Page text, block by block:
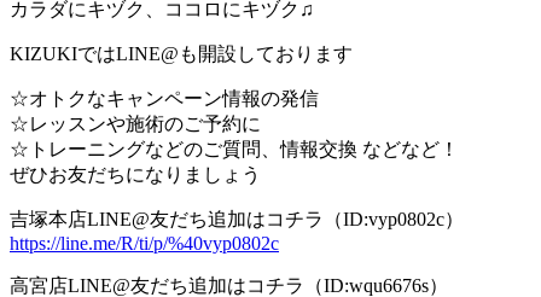
カラダにキヅク、ココロにキヅク♫
KIZUKIではLINE@も開設しております
☆オトクなキャンペーン情報の発信
☆レッスンや施術のご予約に
☆トレーニングなどのご質問、情報交換 などなど！
ぜひお友だちになりましょう
吉塚本店LINE@友だち追加はコチラ（ID:vyp0802c）
https://line.me/R/ti/p/%40vyp0802c
高宮店LINE@友だち追加はコチラ（ID:wqu6676s）